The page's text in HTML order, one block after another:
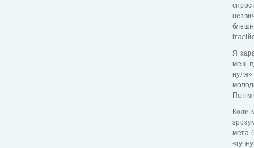
Я
мені
нуля»
Потім
Коли
мета